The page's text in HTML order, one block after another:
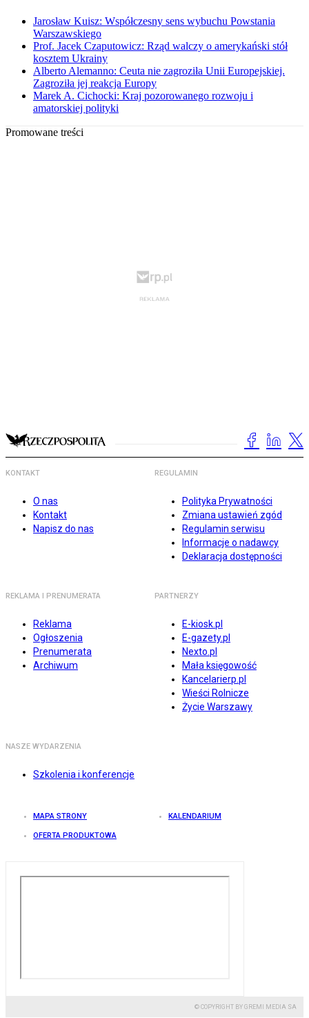
Jarosław Kuisz: Współczesny sens wybuchu Powstania
Warszawskiego
Prof. Jacek Czaputowicz: Rząd walczy o amerykański stół
kosztem Ukrainy
Alberto Alemanno: Ceuta nie zagroziła Unii Europejskiej.
Zagroziła jej reakcja Europy
Marek A. Cichocki: Kraj pozorowanego rozwoju i
amatorskiej polityki
Promowane treści
KONTAKT
O nas
Kontakt
Napisz do nas
REGULAMIN
Polityka Prywatności
Zmiana ustawień zgód
Regulamin serwisu
Informacje o nadawcy
Deklaracja dostępności
REKLAMA I PRENUMERATA
Reklama
Ogłoszenia
Prenumerata
Archiwum
PARTNERZY
E-kiosk.pl
E-gazety.pl
Nexto.pl
Mała księgowość
Kancelarierp.pl
Wieści Rolnicze
Życie Warszawy
NASZE WYDARZENIA
Szkolenia i konferencje
MAPA STRONY KALENDARIUM
OFERTA PRODUKTOWA
© COPYRIGHT BY GREMI MEDIA SA